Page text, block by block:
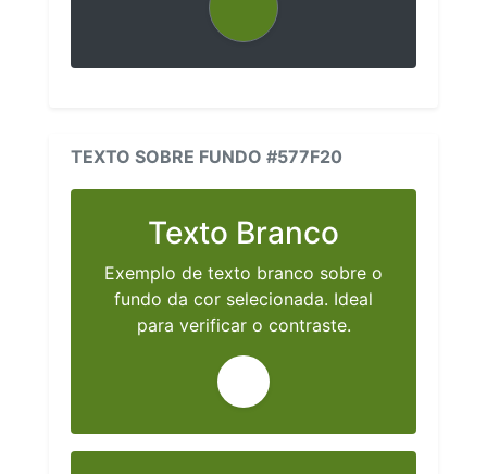
TEXTO SOBRE FUNDO #577F20
Texto Branco
Exemplo de texto branco sobre o
fundo da cor selecionada. Ideal
para verificar o contraste.